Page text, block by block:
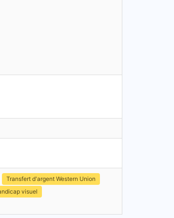
Transfert d'argent Western Union
visuel